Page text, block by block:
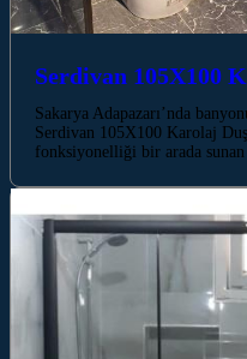
Serdivan 105X100
Sakarya Adapazarı’nda
Serdivan 105X100 Karolaj
fonksiyonelliği bir arada